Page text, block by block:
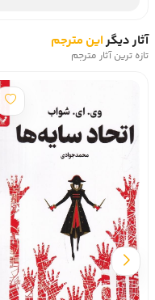
آثار دیگراین مترجم
تازه ترین آثار مترجم